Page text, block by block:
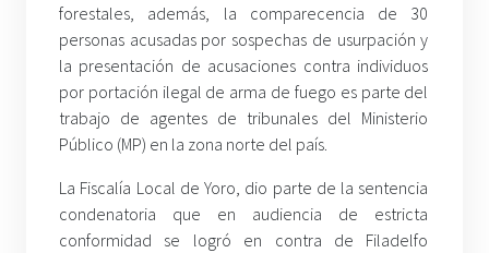
forestales, además, la comparecencia de 30
personas acusadas por sospechas de usurpación y
la presentación de acusaciones contra individuos
por portación ilegal de arma de fuego es parte del
trabajo de agentes de tribunales del Ministerio
Público (MP) en la zona norte del país.
La Fiscalía Local de Yoro, dio parte de la sentencia
condenatoria que en audiencia de estricta
conformidad se logró en contra de Filadelfo